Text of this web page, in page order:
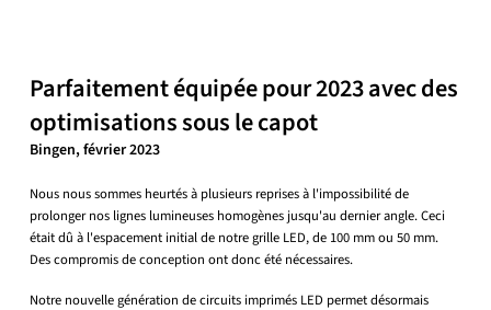
Parfaitement équipée pour 2023 avec des
optimisations sous le capot
Bingen, février 2023
Nous nous sommes heurtés à plusieurs reprises à l'impossibilité de
prolonger nos lignes lumineuses homogènes jusqu'au dernier angle. Ceci
était dû à l'espacement initial de notre grille LED, de 100 mm ou 50 mm.
Des compromis de conception ont donc été nécessaires.
Notre nouvelle génération de circuits imprimés LED permet désormais